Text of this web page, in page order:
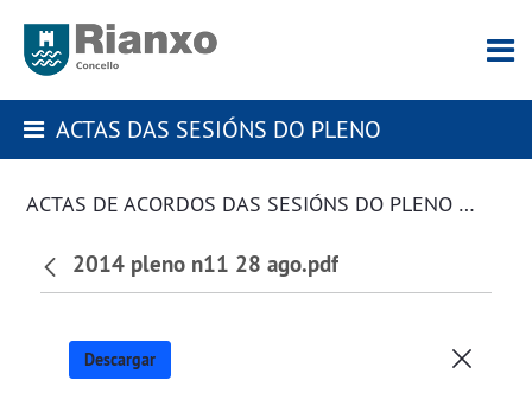
ACTAS DAS SESIÓNS DO PLENO
ACTAS DE ACORDOS DAS SESIÓNS DO PLENO DA CORPORACIÓN
2014 pleno n11 28 ago.pdf
Descargar